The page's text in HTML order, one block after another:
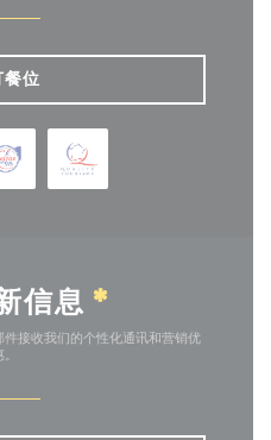
餐位
信息 *
接收我们的个性化通讯和营销优